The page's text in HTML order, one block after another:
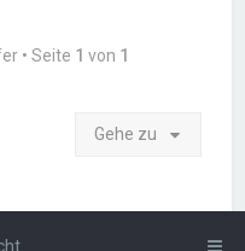
• Seite 1 von 1
Gehe zu